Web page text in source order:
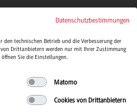
Datenschutzbestimmungen
den technischen Betrieb und die Verbesserung der
Drittanbietern werden nur mit Ihrer Zustimmung
Sie die Einstellungen.
Matomo
Cookies von Drittanbietern